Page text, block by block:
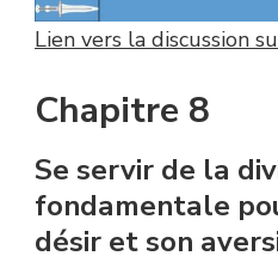
Lien vers la discussion
Chapitre 8
Se servir de la
fondamentale
désir et son